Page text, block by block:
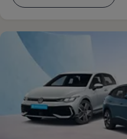
Magazin
Transport
Pannen- und
Volkswagen